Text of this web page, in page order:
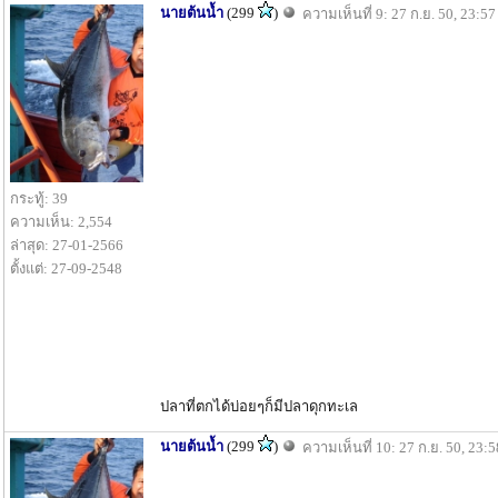
กระทู้: 39
ความเห็น: 2,554
ล่าสุด: 27-01-2566
ตั้งแต่: 27-09-2548
นายต้นน้ำ (299 ) ความเห็นที่ 9: 27 ก.ย. 50, 23:57
ปลาที่ตกได้บ่อยๆก็มีปลาดุกทะเล
นายต้นน้ำ (299 ) ความเห็นที่ 10: 27 ก.ย. 50,